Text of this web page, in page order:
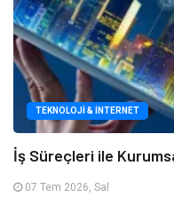
TEKNOLOJI & İNTERNET
İş Süreçleri ile
07 Tem 2026, Sal